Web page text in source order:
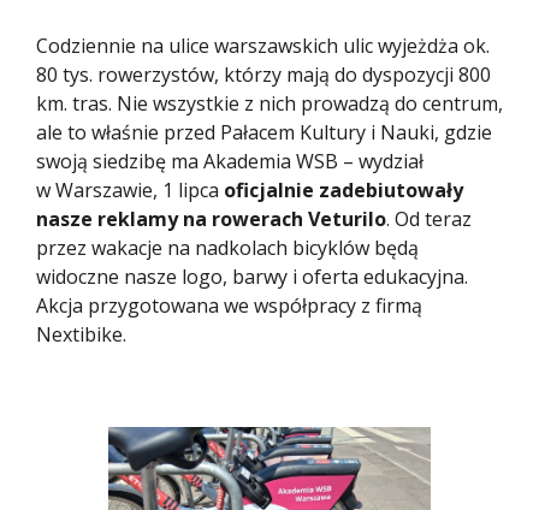
Codziennie na ulice warszawskich ulic wyjeżdża ok.
80 tys. rowerzystów, którzy mają do dyspozycji 800
km. tras. Nie wszystkie z nich prowadzą do centrum,
ale to właśnie przed Pałacem Kultury i Nauki, gdzie
swoją siedzibę ma Akademia WSB – wydział
w Warszawie, 1 lipca oficjalnie zadebiutowały
nasze reklamy na rowerach Veturilo. Od teraz
przez wakacje na nadkolach bicyklów będą
widoczne nasze logo, barwy i oferta edukacyjna.
Akcja przygotowana we współpracy z firmą
Nextibike.